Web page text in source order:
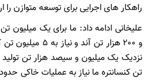
راهکار های اجرایی برای توسعه متوازن را
علیخانی ادامه داد: ما برای یک میلیون
و 200 هزار تن آند
تن کنسانتره ما نیاز به عملیات خاکی